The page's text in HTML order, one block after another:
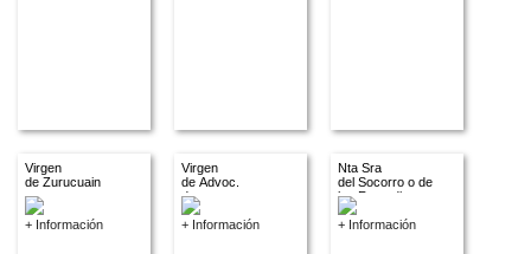
Virgen
de Zurucuain
+ Información
Virgen
de Advoc.
descon.
+ Información
Nta Sra
del Socorro o de
los Remedios
+ Información